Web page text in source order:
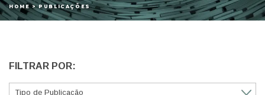
HOME > PUBLICAÇÕES
FILTRAR POR: